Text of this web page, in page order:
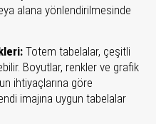
alana yönlendirilmesinde
Totem tabelalar, çeşitli
Boyutlar, renkler ve grafik
ihtiyaçlarına göre
imajına uygun tabelalar